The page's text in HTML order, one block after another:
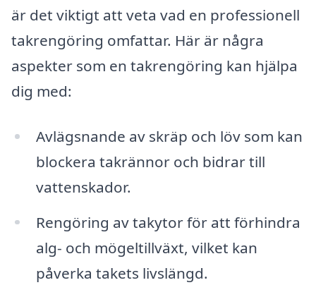
är det viktigt att veta vad en professionell
takrengöring omfattar. Här är några
aspekter som en takrengöring kan hjälpa
dig med:
Avlägsnande av skräp och löv som kan
blockera takrännor och bidrar till
vattenskador.
Rengöring av takytor för att förhindra
alg- och mögeltillväxt, vilket kan
påverka takets livslängd.